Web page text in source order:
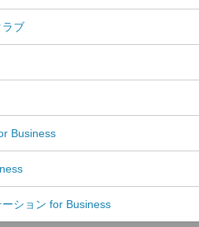
ラブ
Business
ション for Business